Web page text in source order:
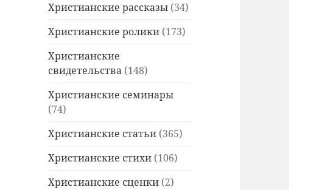
Христианские рассказы (34)
Христианские ролики (173)
Христианские
свидетельства (148)
Христианские семинары
(74)
Христианские статьи (365)
Христианские стихи (106)
Христианские сценки (2)